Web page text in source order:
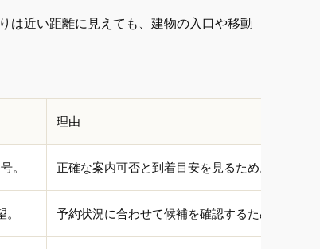
は近い距離に見えても、建物の入口や移動
理由
。 正確な案内可否と到着目安を見るため。
予約状況に合わせて候補を確認するため。